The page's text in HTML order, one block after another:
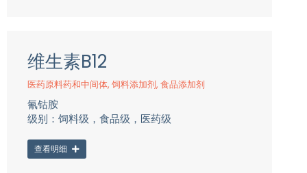
维生素B12
医药原料药和中间体, 饲料添加剂, 食品添加剂
氰钴胺
级别：饲料级，食品级，医药级
查看明细